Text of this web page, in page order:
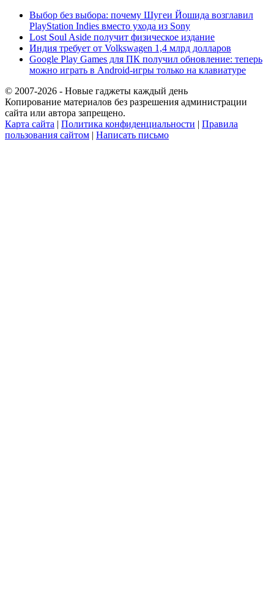
Выбор без выбора: почему Шугеи Йошида возглавил
PlayStation Indies вместо ухода из Sony
Lost Soul Aside получит физическое издание
Индия требует от Volkswagen 1,4 млрд долларов
Google Play Games для ПК получил обновление: теперь
можно играть в Android-игры только на клавиатуре
© 2007-2026 - Новые гаджеты каждый день
Копирование материалов без разрешения администрации
сайта или автора запрещено.
Карта сайта | Политика конфиденциальности | Правила
пользования сайтом | Написать письмо